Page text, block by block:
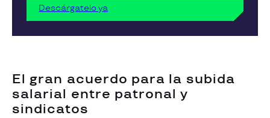
Descárgatelo ya
El gran acuerdo para la subida
salarial entre patronal y
sindicatos